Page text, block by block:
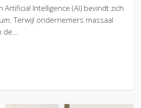
Artificial Intelligence (AI) bevindt zich
Terwijl ondernemers massaal